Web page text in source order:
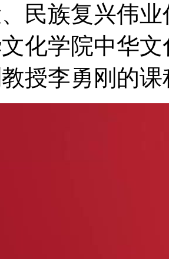
民族复兴伟
化学院中华
授李勇刚的